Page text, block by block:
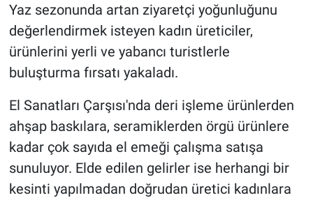
Yaz sezonunda artan ziyaretçi yoğunluğunu
değerlendirmek isteyen kadın üreticiler,
ürünlerini yerli ve yabancı turistlerle
buluşturma fırsatı yakaladı.
El Sanatları Çarşısı'nda deri işleme ürünlerden
ahşap baskılara, seramiklerden örgü ürünlere
kadar çok sayıda el emeği çalışma satışa
sunuluyor. Elde edilen gelirler ise herhangi bir
kesinti yapılmadan doğrudan üretici kadınlara